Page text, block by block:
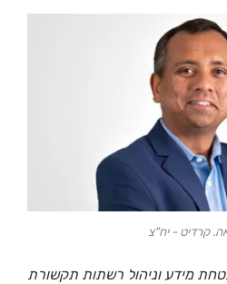
קרדיט - יח"צ
מידע וניהול רשתות תקשורת